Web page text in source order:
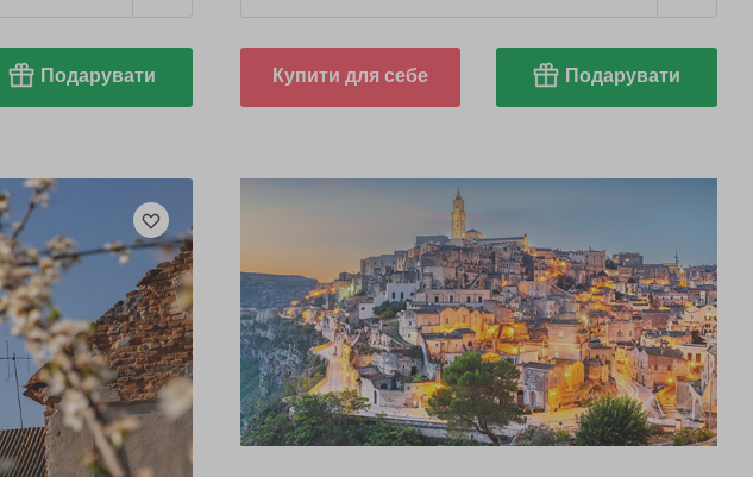
Подарувати Купити для себе Подарувати